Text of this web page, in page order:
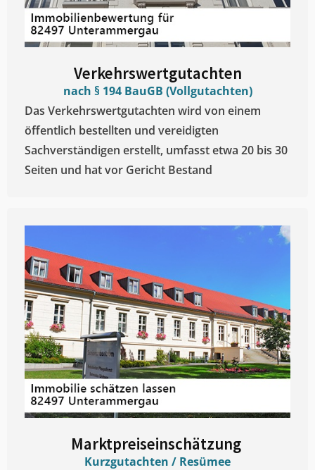
Verkehrswertgutachten
nach § 194 BauGB (Vollgutachten)
Das Verkehrswertgutachten wird von einem
öffentlich bestellten und vereidigten
Sachverständigen erstellt, umfasst etwa 20 bis 30
Seiten und hat vor Gericht Bestand
Marktpreiseinschätzung ​
Kurzgutachten / Resümee